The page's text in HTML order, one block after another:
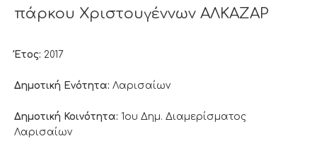
πάρκου Χριστουγέννων ΑΛΚΑΖΑΡ
Έτος: 2017
Δημοτική Ενότητα: Λαρισαίων
Δημοτική Κοινότητα: 1ου Δημ. Διαμερίσματος
Λαρισαίων